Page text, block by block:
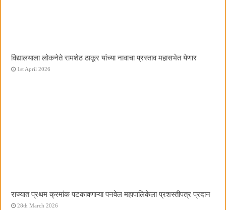
विद्यालयाला लोकनेते रामशेठ ठाकूर यांच्या नावाचा प्रस्ताव महासभेत येणार
1st April 2026
राज्यात प्रथम क्रमांक पटकावणाऱ्या पनवेल महापालिकेला प्रशस्तीपत्र प्रदान
28th March 2026